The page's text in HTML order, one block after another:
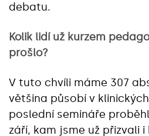
debatu.
Kolik lidí už kurzem
prošlo?
V tuto chvíli máme 307
většina působí v
poslední semináře
září, kam jsme už přizvali i